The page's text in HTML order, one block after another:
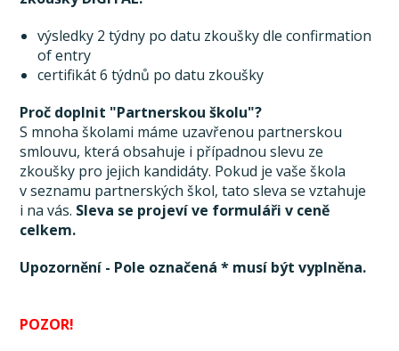
výsledky 2 týdny po datu zkoušky dle confirmation
of entry
certifikát 6 týdnů po datu zkoušky
Proč doplnit "Partnerskou školu"?
S mnoha školami máme uzavřenou partnerskou
smlouvu, která obsahuje i případnou slevu ze
zkoušky pro jejich kandidáty. Pokud je vaše škola
v seznamu partnerských škol, tato sleva se vztahuje
i na vás. Sleva se projeví ve formuláři v ceně
celkem.
Upozornění - Pole označená * musí být vyplněna.
POZOR!